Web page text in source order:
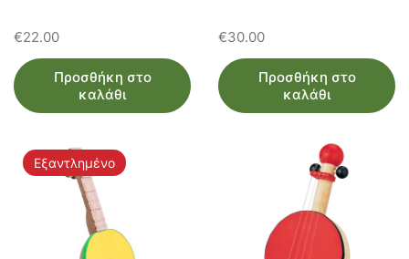
€22.00
Προσθήκη στο
καλάθι
€30.00
Προσθήκη στο
καλάθι
Εξαντλημένο